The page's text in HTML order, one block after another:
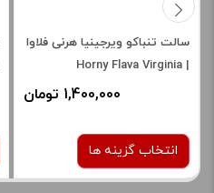
سالت تنباکو ویرجینیا هرنی فلاوا
| Horny Flava Virginia
1,400,000 تومان
انتخاب گزینه ها